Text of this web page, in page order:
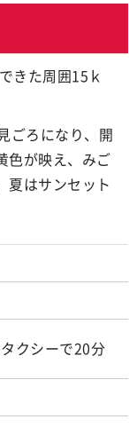
きた周囲15ｋ
ごろになり、開
色が映え、みご
夏はサンセット
クシーで20分